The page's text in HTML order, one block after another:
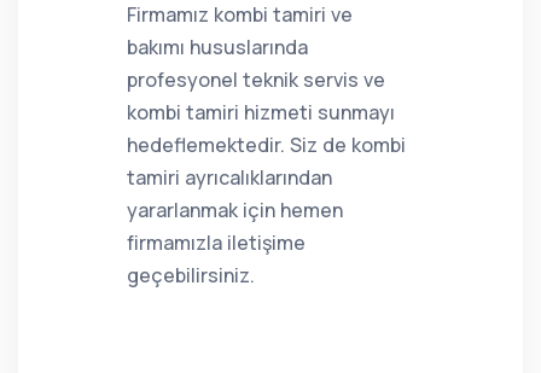
Firmamız kombi tamiri ve
bakımı hususlarında
profesyonel teknik servis ve
kombi tamiri hizmeti sunmayı
hedeflemektedir. Siz de kombi
tamiri ayrıcalıklarından
yararlanmak için hemen
firmamızla iletişime
geçebilirsiniz.